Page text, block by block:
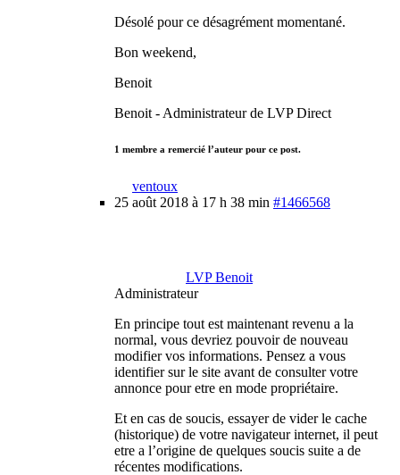
Désolé pour ce désagrément momentané.
Bon weekend,
Benoit
Benoit - Administrateur de LVP Direct
1 membre a remercié l’auteur pour ce post.
ventoux
25 août 2018 à 17 h 38 min #1466568
LVP Benoit
Administrateur
En principe tout est maintenant revenu a la
normal, vous devriez pouvoir de nouveau
modifier vos informations. Pensez a vous
identifier sur le site avant de consulter votre
annonce pour etre en mode propriétaire.
Et en cas de soucis, essayer de vider le cache
(historique) de votre navigateur internet, il peut
etre a l’origine de quelques soucis suite a de
récentes modifications.